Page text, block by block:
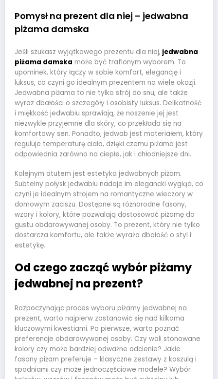
Pomysł na prezent dla niej – jedwabna
piżama damska
Jeśli szukasz wyjątkowego prezentu dla niej, jedwabna
piżama damska może być trafionym wyborem. To
upominek, który łączy w sobie komfort, elegancję i
luksus, co czyni go idealnym prezentem na wiele okazji.
Jedwabna piżama to nie tylko strój do snu, ale także
wyraz dbałości o szczegóły i osobisty luksus. Delikatność
i miękkość jedwabiu sprawiają, że noszenie jej jest
niezwykle przyjemne dla skóry, co przekłada się na
komfortowy sen. Ponadto, jedwab jest materiałem, który
reguluje temperaturę ciała, dzięki czemu piżama jest
odpowiednia zarówno na ciepłe, jak i chłodniejsze dni.
Kolejnym atutem jest estetyka jedwabnych piżam.
Subtelny połysk jedwabiu nadaje im elegancki wygląd, co
czyni je idealnym strojem na romantyczne wieczory w
domowym zaciszu. Dostępne są różnorodne fasony,
wzory i kolory, które pozwalają dostosować piżamę do
gustu obdarowywanej osoby. To prezent, który nie tylko
dostarcza komfortu, ale także wyraża dbałość o styl i
estetykę.
Od czego zacząć wybór piżamy
jedwabnej na prezent?
Rozpoczynając proces wyboru piżamy jedwabnej na
prezent, warto najpierw zastanowić się nad kilkoma
kluczowymi kwestiami. Po pierwsze, warto poznać
preferencje obdarowywanej osoby. Czy woli stonowane
kolory czy może bardziej odważne odcienie? Jakie
fasony piżam preferuje – klasyczne zestawy z koszulą i
spodniami czy może jednoczęściowe modele? Wybór